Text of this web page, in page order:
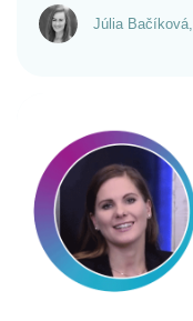
Júlia Bačíková